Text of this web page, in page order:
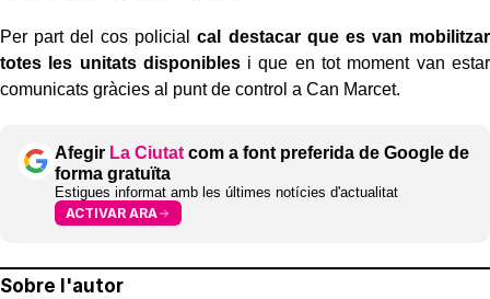
Per part del cos policialcal destacar que es van mobilitzar
totes les unitats disponiblesi que en tot moment van estar
comunicats gràcies al punt de control a Can Marcet.
Afegir La Ciutat com a font preferida de Google de
forma gratuïta
Estigues informat amb les últimes notícies d'actualitat
ACTIVAR ARA
Sobre l'autor